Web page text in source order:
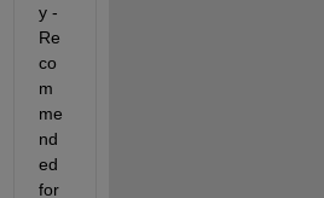
y -
Re
co
m
me
nd
ed
for